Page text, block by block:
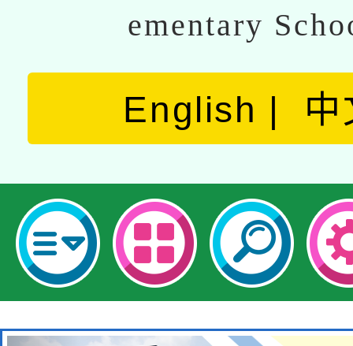
ementary
English 中